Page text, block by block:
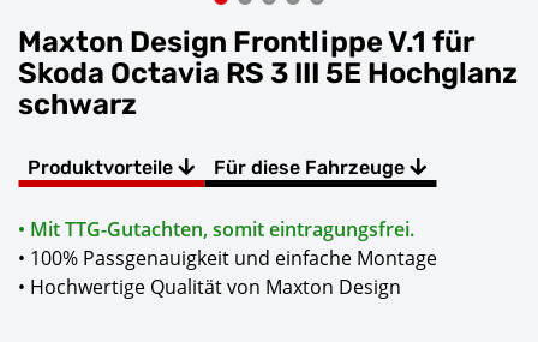
Maxton Design Frontlippe V.1 für
Skoda Octavia RS 3 III 5E Hochglanz
schwarz
Produktvorteile Für diese Fahrzeuge
• Mit TTG-Gutachten, somit eintragungsfrei.
• 100% Passgenauigkeit und einfache Montage
• Hochwertige Qualität von Maxton Design